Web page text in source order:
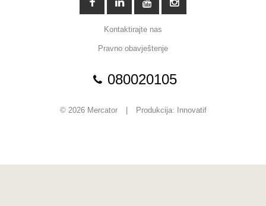
Kontaktirajte nas
Pravno obavještenje
080020105
© 2026 Mercator | Produkcija: Innovatif